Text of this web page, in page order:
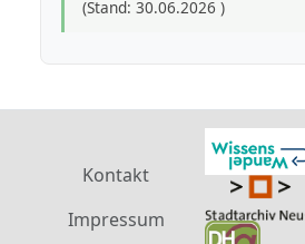
(Stand: 30.06.2026 )
Kontakt
Impressum